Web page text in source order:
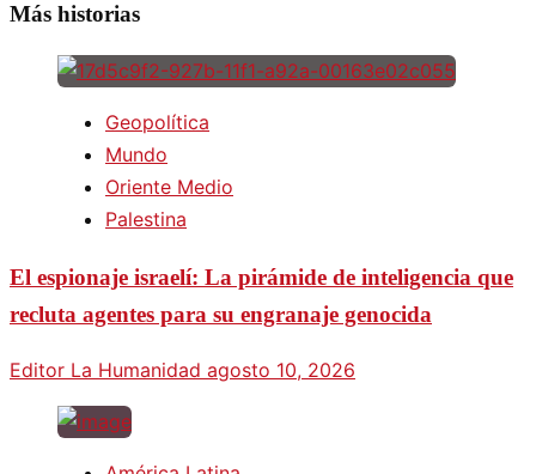
Más historias
Geopolítica
Mundo
Oriente Medio
Palestina
El espionaje israelí: La pirámide de inteligencia que
recluta agentes para su engranaje genocida
Editor La Humanidad agosto 10, 2026